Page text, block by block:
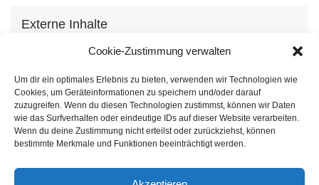
Cookie-Zustimmung verwalten
Um dir ein optimales Erlebnis zu bieten, verwenden wir Technologien wie
Cookies, um Geräteinformationen zu speichern und/oder darauf
zuzugreifen. Wenn du diesen Technologien zustimmst, können wir Daten
wie das Surfverhalten oder eindeutige IDs auf dieser Website verarbeiten.
Wenn du deine Zustimmung nicht erteilst oder zurückziehst, können
bestimmte Merkmale und Funktionen beeinträchtigt werden.
Externe Inhalte
Wir verwenden auf unserer Webseite externe
anzubieten. Mit dem laden der Inhalte stimmen Sie
unsererDatenschutzvereinbarungzu.
Inhalt laden